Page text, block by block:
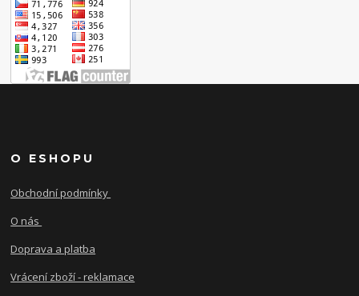
O ESHOPU
Obchodní podmínky
O nás
Doprava a platba
Vrácení zboží - reklamace